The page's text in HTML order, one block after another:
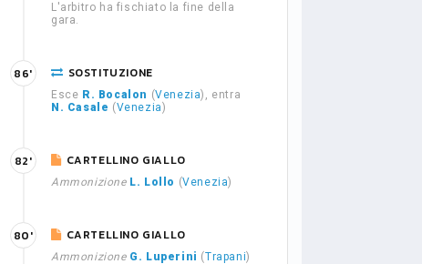
L'arbitro ha fischiato la fine della
gara.
SOSTITUZIONE
Esce R. Bocalon (Venezia), entra
N. Casale (Venezia)
86'
CARTELLINO GIALLO
Ammonizione L. Lollo (Venezia)
82'
CARTELLINO GIALLO
Ammonizione G. Luperini (Trapani)
80'